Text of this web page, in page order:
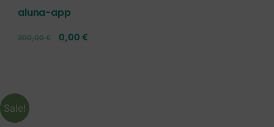
aluna-app
300,00€ 0,00 €
Sale!